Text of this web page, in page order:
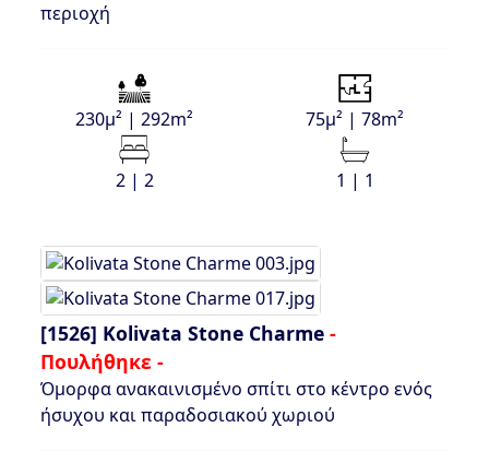
περιοχή
230μ² | 292m² 75μ² | 78m²
2 | 2 1 | 1
[1526] Kolivata Stone Charme -
Πουλήθηκε -
Όμορφα ανακαινισμένο σπίτι στο κέντρο ενός
ήσυχου και παραδοσιακού χωριού